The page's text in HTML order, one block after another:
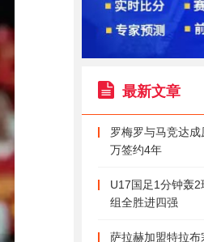
最新文章
罗梅罗与马竞达
万签约4年
U17国足1分钟轰
组全胜进四强
萨拉赫加盟特拉